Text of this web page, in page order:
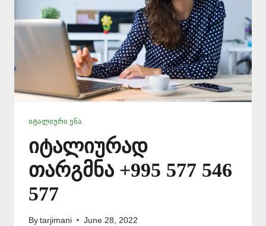
ᲘᲢᲐᲚᲘᲣᲠᲘ ᲔᲜᲐ
იტალიურად
თარგმნა +995 577 546
577
By tarjimani June 28, 2022